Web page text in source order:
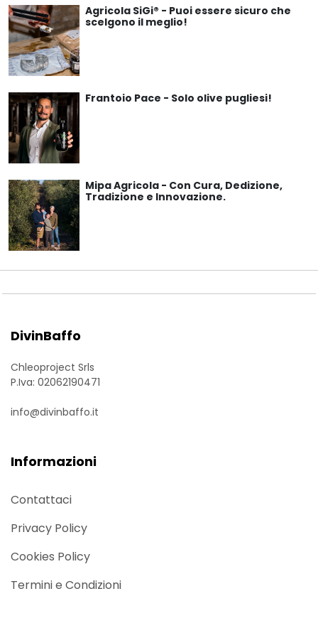
Agricola SiGi® - Puoi essere sicuro che
scelgono il meglio!
Frantoio Pace - Solo olive pugliesi!
Mipa Agricola - Con Cura, Dedizione,
Tradizione e Innovazione.
DivinBaffo
Chleoproject Srls
P.Iva: 02062190471
info@divinbaffo.it
Informazioni
Contattaci
Privacy Policy
Cookies Policy
Termini e Condizioni